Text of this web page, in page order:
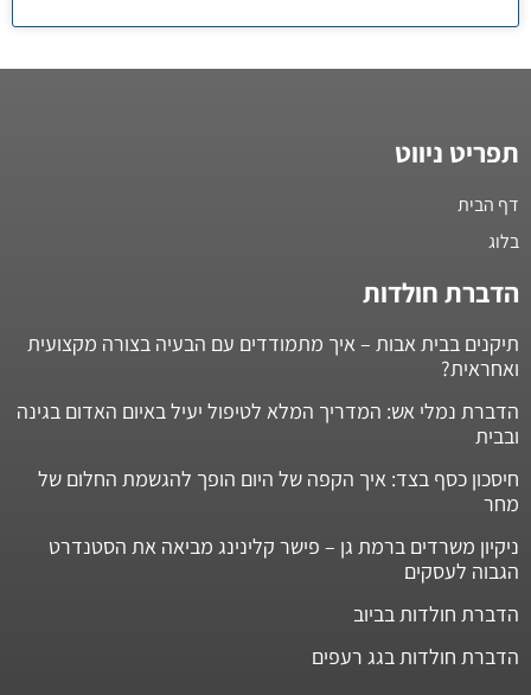
תפריט ניווט
דף הבית
בלוג
הדברת חולדות
תיקנים בבית אבות – איך מתמודדים עם הבעיה בצורה מקצועית
ואחראית?
הדברת נמלי אש: המדריך המלא לטיפול יעיל באיום האדום בגינה
ובבית
חיסכון כסף בצד: איך הקפה של היום הופך להגשמת החלום של
מחר
ניקיון משרדים ברמת גן – פישר קלינינג מביאה את הסטנדרט
הגבוה לעסקים
הדברת חולדות בביוב
הדברת חולדות בגג רעפים